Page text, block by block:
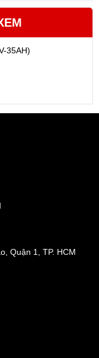
35AH)
Quận 1, TP. HCM